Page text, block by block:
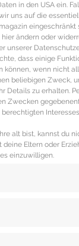
in den USA ein.
uns auf die
ändern oder
unserer
dass einige
können, wenn nicht
beliebigen Zweck,
Details zu erhalten.
Zwecken
alt bist, kannst du
deine Eltern oder
einzuwilligen.
Ketten
Ketten
und diese